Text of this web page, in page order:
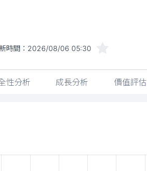
時間： 2026/08/06 05:30
性分析 成長分析 價值評估